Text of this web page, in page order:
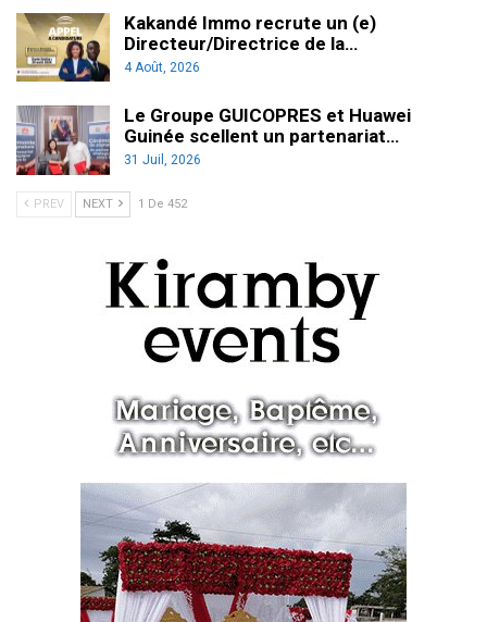
Kakandé Immo recrute un (e)
Directeur/Directrice de la…
4 Août, 2026
Le Groupe GUICOPRES et Huawei
Guinée scellent un partenariat…
31 Juil, 2026
PREV NEXT 1 De 452